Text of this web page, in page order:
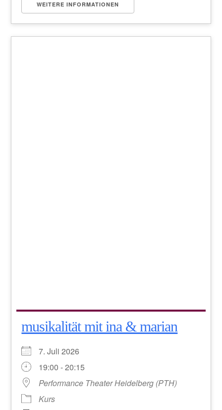
WEITERE INFORMATIONEN
musikalität mit ina & marian
7. Juli 2026
19:00 - 20:15
Performance Theater Heidelberg (PTH)
Kurs